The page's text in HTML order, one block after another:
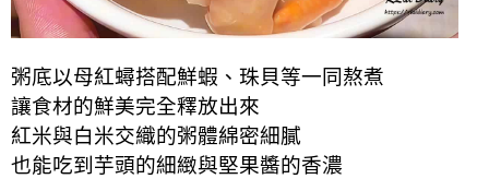
粥底以母紅蟳搭配鮮蝦、珠貝等一同熬煮
讓食材的鮮美完全釋放出來
紅米與白米交織的粥體綿密細膩
也能吃到芋頭的細緻與堅果醬的香濃